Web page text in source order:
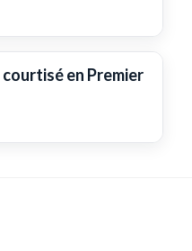
en Premier